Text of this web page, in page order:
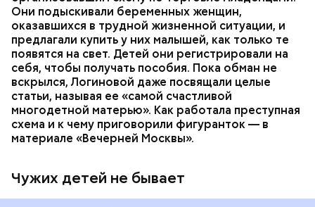
Они подыскивали беременных женщин,
оказавшихся в трудной жизненной ситуации, и
предлагали купить у них малышей, как только те
появятся на свет. Детей они регистрировали на
себя, чтобы получать пособия. Пока обман не
вскрылся, Логиновой даже посвящали целые
статьи, называя ее «самой счастливой
многодетной матерью». Как работала преступная
схема и к чему приговорили фигуранток — в
материале «Вечерней Москвы».
Чужих детей не бывает